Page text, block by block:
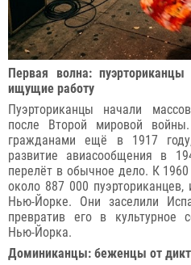
Первая волна:
ищущие работу
Пуэрториканцы начали
после Второй мировой
гражданами ещё в 1917
развитие авиасообщения в
перелёт в обычное дело. К
около 887 000
Нью-Йорке. Они заселили
превратив его в культурное
Нью-Йорка.
Доминиканцы: беженцы от